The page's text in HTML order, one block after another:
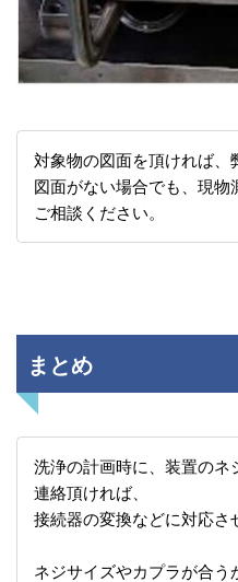
対象物の図面を頂ければ、
図面がない場合でも、現物
ご相談ください。
まとめ
洗浄の計画時に、装置のネ
連絡頂ければ、
接続器の変換などに対応さ
ネジサイズやカプラが合